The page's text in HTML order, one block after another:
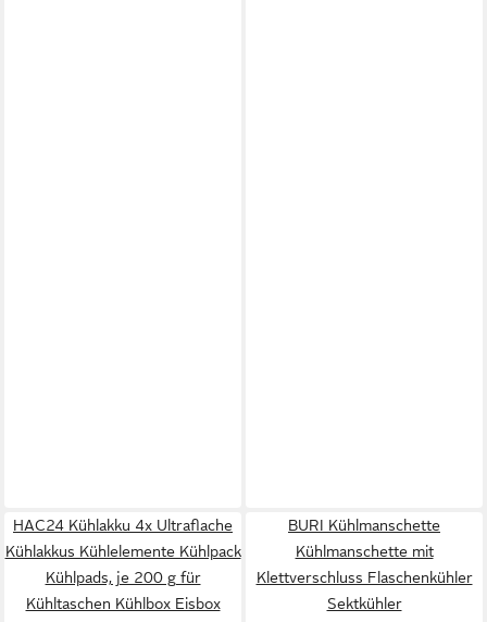
HAC24 Kühlakku 4x Ultraflache
Kühlakkus Kühlelemente Kühlpack
Kühlpads, je 200 g für
Kühltaschen Kühlbox Eisbox
BURI Kühlmanschette
Kühlmanschette mit
Klettverschluss Flaschenkühler
Sektkühler